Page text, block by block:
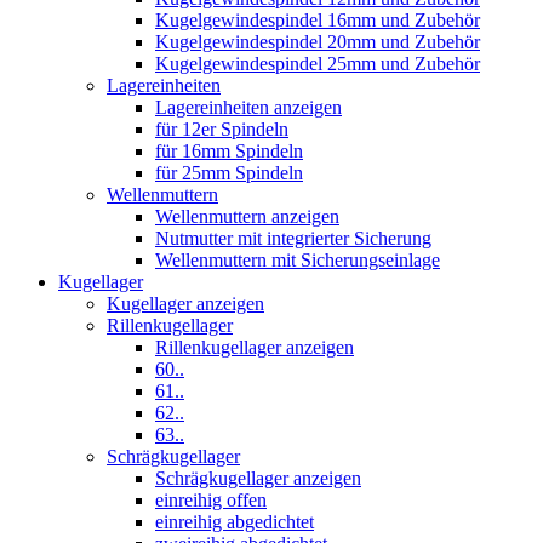
Kugelgewindespindel 16mm und Zubehör
Kugelgewindespindel 20mm und Zubehör
Kugelgewindespindel 25mm und Zubehör
Lagereinheiten
Lagereinheiten anzeigen
für 12er Spindeln
für 16mm Spindeln
für 25mm Spindeln
Wellenmuttern
Wellenmuttern anzeigen
Nutmutter mit integrierter Sicherung
Wellenmuttern mit Sicherungseinlage
Kugellager
Kugellager anzeigen
Rillenkugellager
Rillenkugellager anzeigen
60..
61..
62..
63..
Schrägkugellager
Schrägkugellager anzeigen
einreihig offen
einreihig abgedichtet